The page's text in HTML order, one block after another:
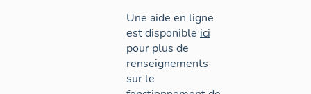
Une aide en ligne
est disponible ici
pour plus de
renseignements
sur le